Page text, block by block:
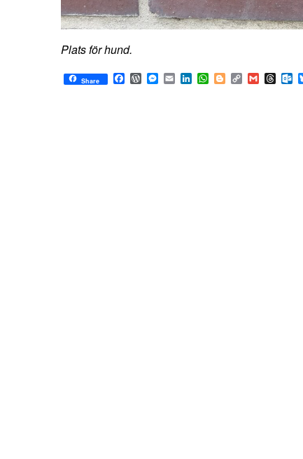
Plats för hund.
Share Facebook
WordPress
Messenger
EmailLinkedIn
WhatsApp
BloggerCopy
Link
Gmail